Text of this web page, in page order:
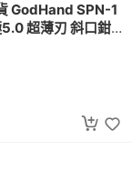
GodHand SPN-1
超薄刃 斜口鉗